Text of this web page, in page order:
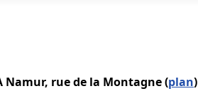
Namur, rue de la Montagne (plan)